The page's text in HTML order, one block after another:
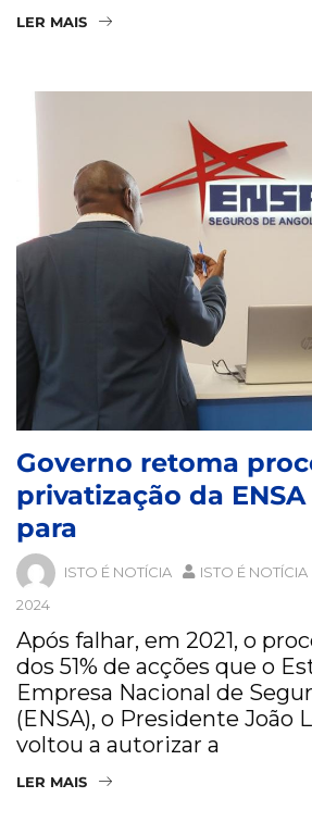
LER MAIS
Governo retoma
privatização da
para
ISTO É NOTÍCIA ISTO É NOTÍCIA
2024
Após falhar, em 2021, o
dos 51% de acções que o
Empresa Nacional de
(ENSA), o Presidente João
voltou a autorizar a
LER MAIS